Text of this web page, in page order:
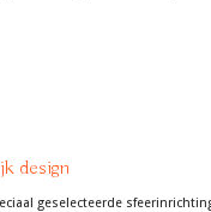
design
geselecteerde